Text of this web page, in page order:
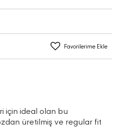
Favorilerime Ekle
için ideal olan bu
üretilmiş ve regular fit